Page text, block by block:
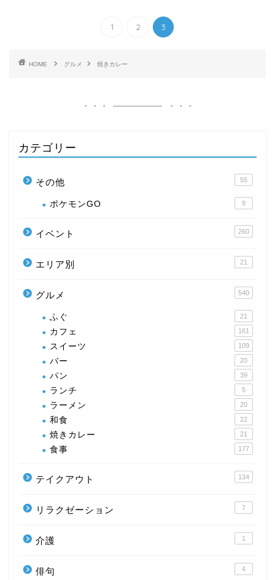
1 2 3
HOME グルメ 焼きカレー
カテゴリー
その他 55
ポケモンGO 9
イベント 260
エリア別 21
グルメ 540
ふぐ 21
カフェ 161
スイーツ 109
バー 20
パン 39
ランチ 5
ラーメン 20
和食 22
焼きカレー 21
食事 177
テイクアウト 134
リラクゼーション 7
介護 1
俳句 4